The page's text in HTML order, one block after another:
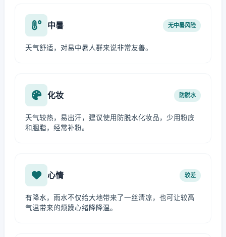
中暑 无中暑风险
天气舒适，对易中暑人群来说非常友善。
化妆 防脱水
天气较热，易出汗，建议使用防脱水化妆品，少用粉底
和胭脂，经常补粉。
心情 较差
有降水，雨水不仅给大地带来了一丝清凉，也可让较高
气温带来的烦躁心绪降降温。